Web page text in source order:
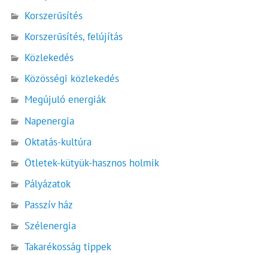
Korszerűsítés
Korszerűsítés, felújítás
Közlekedés
Közösségi közlekedés
Megújuló energiák
Napenergia
Oktatás-kultúra
Ötletek-kütyük-hasznos holmik
Pályázatok
Passzív ház
Szélenergia
Takarékosság tippek